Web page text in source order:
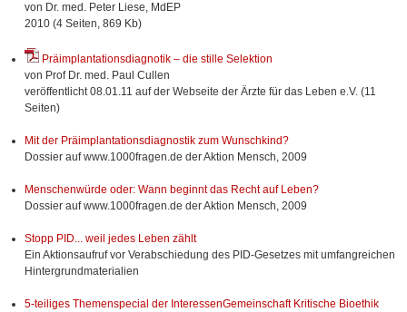
von Dr. med. Peter Liese, MdEP
2010 (4 Seiten, 869 Kb)
Präimplantationsdiagnotik – die stille Selektion
von Prof Dr. med. Paul Cullen
veröffentlicht 08.01.11 auf der Webseite der Ärzte für das Leben e.V. (11
Seiten)
Mit der Präimplantationsdiagnostik zum Wunschkind?
Dossier auf www.1000fragen.de der Aktion Mensch, 2009
Menschenwürde oder: Wann beginnt das Recht auf Leben?
Dossier auf www.1000fragen.de der Aktion Mensch, 2009
Stopp PID... weil jedes Leben zählt
Ein Aktionsaufruf vor Verabschiedung des PID-Gesetzes mit umfangreichen
Hintergrundmaterialien
5-teiliges Themenspecial der InteressenGemeinschaft Kritische Bioethik